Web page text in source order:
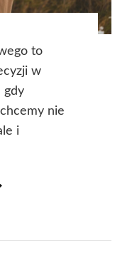
to
w
gdy
nie
i